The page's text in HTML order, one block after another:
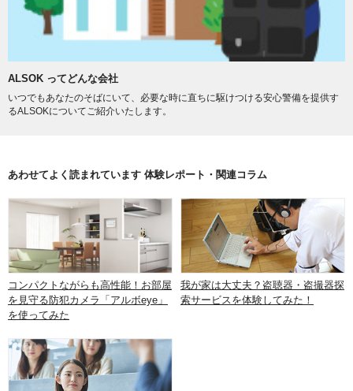
ALSOK ってどんな会社
いつでもあなたのそばにいて、必要な時に直ちに駆けつける安心警備を提供す
るALSOKについてご紹介いたします。
あわせてよく読まれています 体験レポート・関連コラム
コンパクトながらも高性能！お部屋
を見守る防犯カメラ「アルボeye」
を使ってみた
我が家は大丈夫？盗聴器・盗撮器探
索サービスを体験してみた！